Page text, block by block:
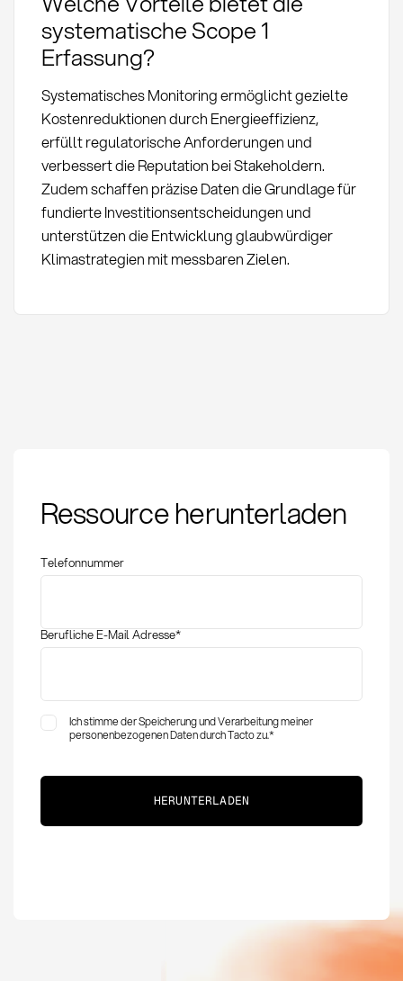
systematische Scope 1
Erfassung?
Systematisches Monitoring ermöglicht gezielte
Kostenreduktionen durch Energieeffizienz,
erfüllt regulatorische Anforderungen und
verbessert die Reputation bei Stakeholdern.
Zudem schaffen präzise Daten die Grundlage für
fundierte Investitionsentscheidungen und
unterstützen die Entwicklung glaubwürdiger
Klimastrategien mit messbaren Zielen.
Definition, Messung
und Bedeutung im
Ressource herunterladen
Telefonnummer
Berufliche E-Mail Adresse*
Ich stimme der Speicherung und Verarbeitung meiner
personenbezogenen Daten durch Tacto zu.*